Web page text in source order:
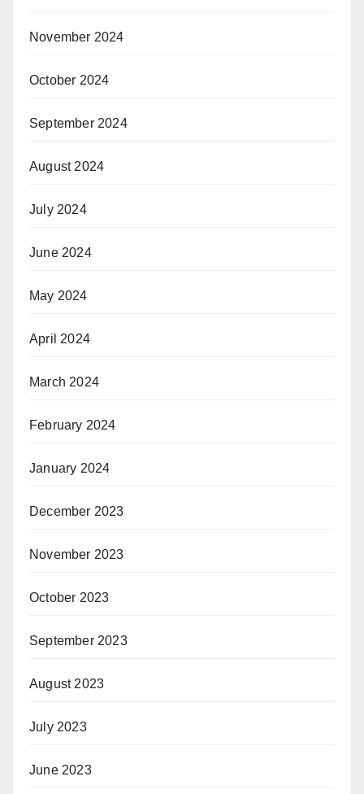
November 2024
October 2024
September 2024
August 2024
July 2024
June 2024
May 2024
April 2024
March 2024
February 2024
January 2024
December 2023
November 2023
October 2023
September 2023
August 2023
July 2023
June 2023